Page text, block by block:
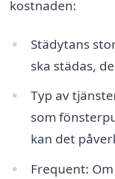
kostnaden:
Städytans
ska städas,
Typ av
som
kan det
Frequent: